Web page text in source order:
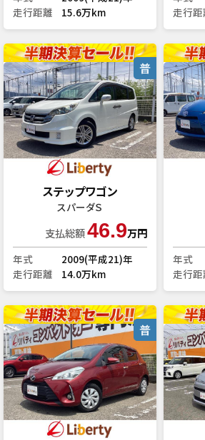
走行距離
15.6万km
走行距
普
ステップワゴン
スパーダＳ
支払総額46.9万円
年式
2009(平成21)年
走行距離
14.0万km
年式
走行距
普